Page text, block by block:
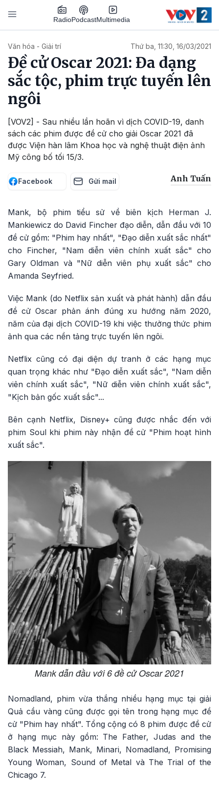
Nhảy đến nội dung
RadioPodcastMultimedia
Văn hóa - Giải trí Thứ ba, 11:30, 16/03/2021
Đề cử Oscar 2021: Đa dạng
sắc tộc, phim trực tuyến lên
ngôi
[VOV2] - Sau nhiều lần hoãn vì dịch COVID-19, danh
sách các phim được đề cử cho giải Oscar 2021 đã
được Viện hàn lâm Khoa học và nghệ thuật điện ảnh
Mỹ công bố tối 15/3.
Facebook Gửi mail Anh Tuấn
Mank, bộ phim tiểu sử về biên kịch Herman J.
Mankiewicz do David Fincher đạo diễn, dẫn đầu với 10
đề cử gồm: "Phim hay nhất", "Đạo diễn xuất sắc nhất"
cho Fincher, "Nam diễn viên chính xuất sắc" cho
Gary Oldman và "Nữ diễn viên phụ xuất sắc" cho
Amanda Seyfried.
Việc Mank (do Netflix sản xuất và phát hành) dẫn đầu
đề cử Oscar phản ánh đúng xu hướng năm 2020,
năm của đại dịch COVID-19 khi việc thưởng thức phim
ảnh qua các nền tảng trực tuyến lên ngôi.
Netflix cũng có đại diện dự tranh ở các hạng mục
quan trọng khác như "Đạo diễn xuất sắc", "Nam diễn
viên chính xuất sắc", "Nữ diễn viên chính xuất sắc",
"Kịch bản gốc xuất sắc"...
Bên cạnh Netflix, Disney+ cũng được nhắc đến với
phim Soul khi phim này nhận đề cử "Phim hoạt hình
xuất sắc".
Mank dẫn đầu với 6 đề cử Oscar 2021
Nomadland, phim vừa thắng nhiều hạng mục tại giải
Quả cầu vàng cũng được gọi tên trong hạng mục đề
cử "Phim hay nhất". Tổng cộng có 8 phim được đề cử
ở hạng mục này gồm: The Father, Judas and the
Black Messiah, Mank, Minari, Nomadland, Promising
Young Woman, Sound of Metal và The Trial of the
Chicago 7.